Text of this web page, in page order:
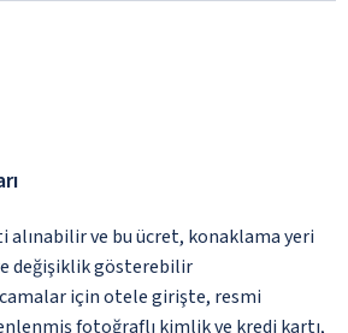
alınabilir ve bu ücret, konaklama yeri
değişiklik gösterebilir
için otele girişte, resmi
fotoğraflı kimlik ve kredi kartı,